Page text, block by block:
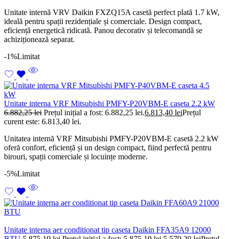
Unitate internă VRV Daikin FXZQ15A casetă perfect plată 1.7 kW,
ideală pentru spații rezidențiale și comerciale. Design compact,
eficiență energetică ridicată. Panou decorativ și telecomandă se
achiziționează separat.
-1%Limitat
Unitate interna VRF Mitsubishi PMFY-P20VBM-E caseta 2.2 kW
6.882,25lei Prețul inițial a fost: 6.882,25 lei.6.813,40 leiPrețul
curent este: 6.813,40 lei.
Unitatea internă VRF Mitsubishi PMFY-P20VBM-E casetă 2.2 kW
oferă confort, eficiență și un design compact, fiind perfectă pentru
birouri, spații comerciale și locuințe moderne.
-5%Limitat
Unitate interna aer conditionat tip caseta Daikin FFA35A9 12000